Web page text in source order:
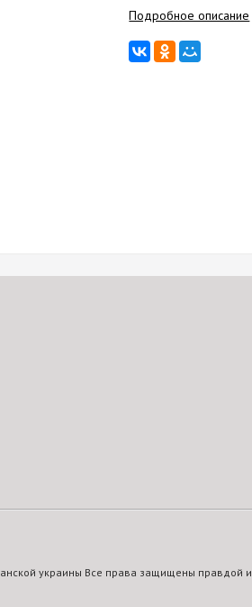
Подробное описание
украины Все права защищены правдой и